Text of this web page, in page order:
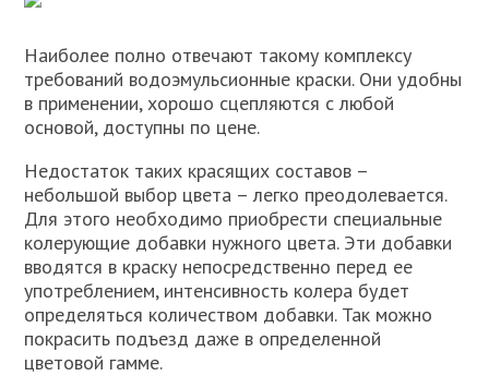
Наиболее полно отвечают такому комплексу
требований водоэмульсионные краски. Они удобны
в применении, хорошо сцепляются с любой
основой, доступны по цене.
Недостаток таких красящих составов –
небольшой выбор цвета – легко преодолевается.
Для этого необходимо приобрести специальные
колерующие добавки нужного цвета. Эти добавки
вводятся в краску непосредственно перед ее
употреблением, интенсивность колера будет
определяться количеством добавки. Так можно
покрасить подъезд даже в определенной
цветовой гамме.